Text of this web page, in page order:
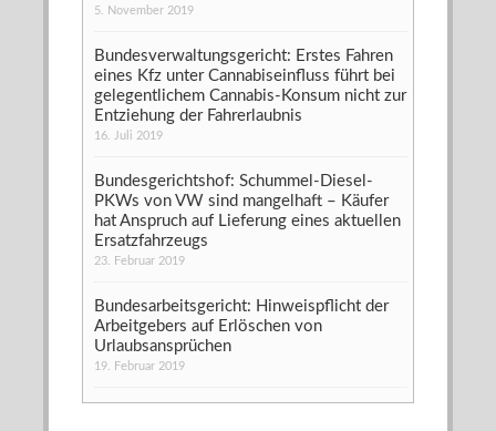
5. November 2019
Bundesverwaltungsgericht: Erstes Fahren
eines Kfz unter Cannabiseinfluss führt bei
gelegentlichem Cannabis-Konsum nicht zur
Entziehung der Fahrerlaubnis
16. Juli 2019
Bundesgerichtshof: Schummel-Diesel-
PKWs von VW sind mangelhaft – Käufer
hat Anspruch auf Lieferung eines aktuellen
Ersatzfahrzeugs
23. Februar 2019
Bundesarbeitsgericht: Hinweispflicht der
Arbeitgebers auf Erlöschen von
Urlaubsansprüchen
19. Februar 2019